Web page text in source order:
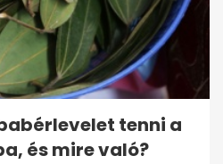
tenni a
és mire való?